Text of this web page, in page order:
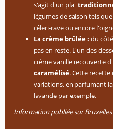
s'agit d'un plat
légumes de saison tels
céleri-rave ou encore
La crème brûlée : du
pas en reste. L'un des
crème vanille recouverte
caramélisé. Cette recette
variations, en parfumant
lavande par exemple.
Information publiée sur Bruxelles